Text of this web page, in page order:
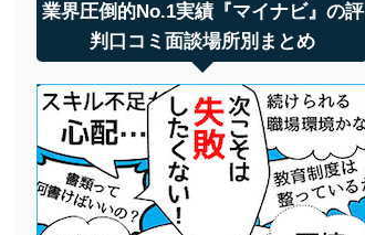
業界圧倒的No.1実績『マイナビ』の評
判口コミ面談場所別まとめ